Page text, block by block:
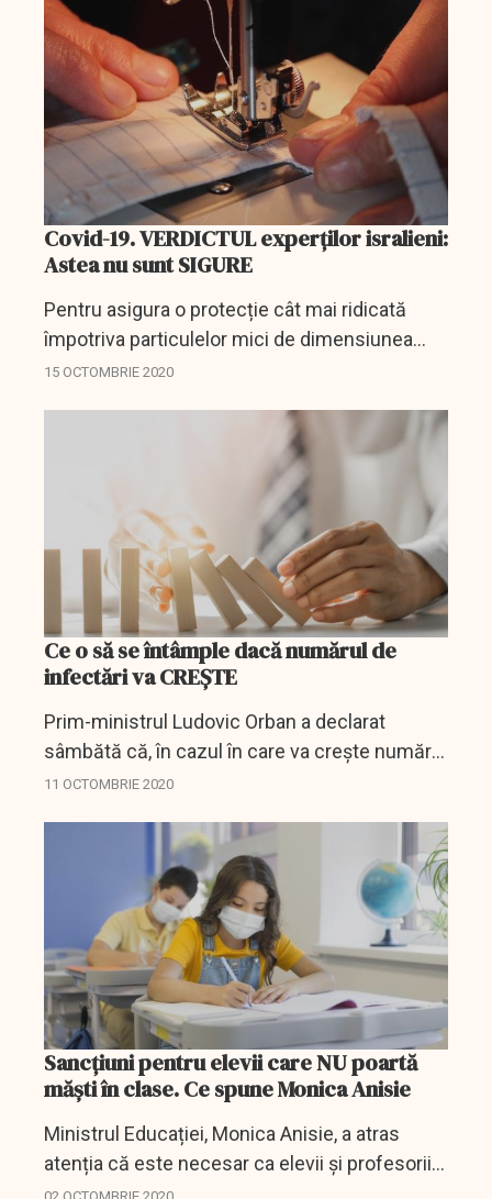
oameni....
Covid-19. VERDICTUL experților isralieni:
Astea nu sunt SIGURE
Pentru asigura o protecție cât mai ridicată
împotriva particulelor mici de dimensiunea
celor de coronavirus, ce provoacă boala covid-
15 OCTOMBRIE 2020
Ce o să se întâmple dacă numărul de
infectări va CREȘTE
Prim-ministrul Ludovic Orban a declarat
sâmbătă că, în cazul în care va creşte numărul
de infectări cu COVID-19, este posibilă
11 OCTOMBRIE 2020
Sancțiuni pentru elevii care NU poartă
măști în clase. Ce spune Monica Anisie
Ministrul Educației, Monica Anisie, a atras
atenția că este necesar ca elevii și profesorii
să conștientizeze situația și să respecte